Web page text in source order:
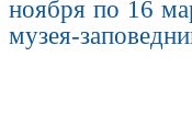
ноября по 16
музея-